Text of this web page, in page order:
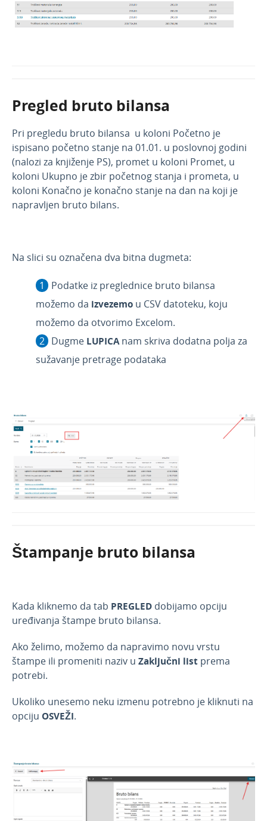
Pregled bruto bilansa
Pri pregledu bruto bilansa u koloni Početno je
ispisano početno stanje na 01.01. u poslovnoj godini
(nalozi za knjiženje PS), promet u koloni Promet, u
koloni Ukupno je zbir početnog stanja i prometa, u
koloni Konačno je konačno stanje na dan na koji je
napravljen bruto bilans.
Na slici su označena dva bitna dugmeta:
Podatke iz preglednice bruto bilansa
možemo da izvezemo u CSV datoteku, koju
možemo da otvorimo Excelom.
Dugme LUPICAnam skriva dodatna polja za
sužavanje pretrage podataka
Štampanje bruto bilansa
Kada kliknemo da tab PREGLED dobijamo opciju
uređivanja štampe bruto bilansa.
Ako želimo, možemo da napravimo novu vrstu
štampe ili promeniti naziv u Zaključni list prema
potrebi.
Ukoliko unesemo neku izmenu potrebno je kliknuti na
opciju OSVEŽI.